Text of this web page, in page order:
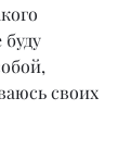
своих